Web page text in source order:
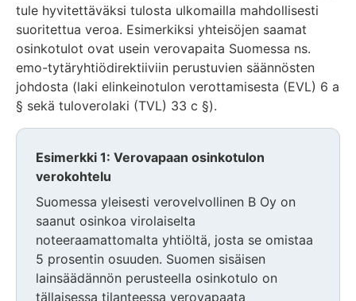
tule hyvitettäväksi tulosta ulkomailla mahdollisesti
suoritettua veroa. Esimerkiksi yhteisöjen saamat
osinkotulot ovat usein verovapaita Suomessa ns.
emo-tytäryhtiödirektiiviin perustuvien säännösten
johdosta (laki elinkeinotulon verottamisesta (EVL) 6 a
§ sekä tuloverolaki (TVL) 33 c §).
Esimerkki 1: Verovapaan osinkotulon
verokohtelu
Suomessa yleisesti verovelvollinen B Oy on
saanut osinkoa virolaiselta
noteeraamattomalta yhtiöltä, josta se omistaa
5 prosentin osuuden. Suomen sisäisen
lainsäädännön perusteella osinkotulo on
tällaisessa tilanteessa verovapaata